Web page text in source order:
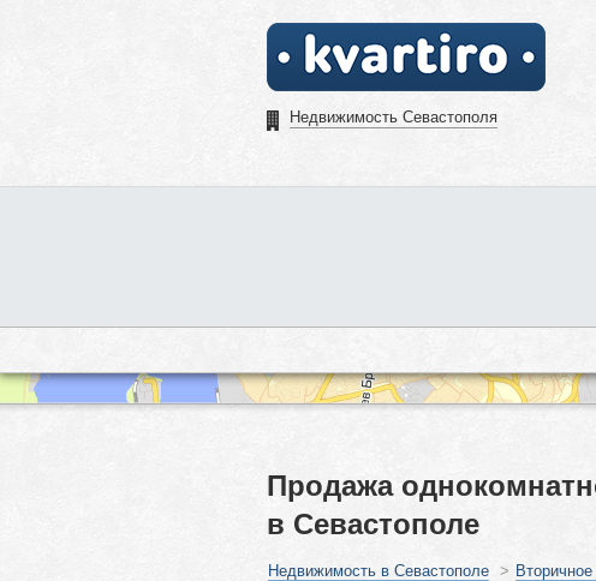
Недвижимость Севастополя
Продажа
в Севастополе
Недвижимость в Севастополе >